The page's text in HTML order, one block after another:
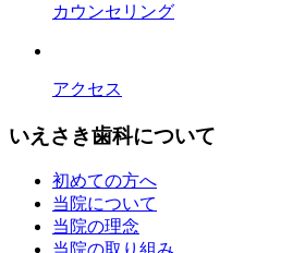
カウンセリング
アクセス
いえさき歯科について
初めての方へ
当院について
当院の理念